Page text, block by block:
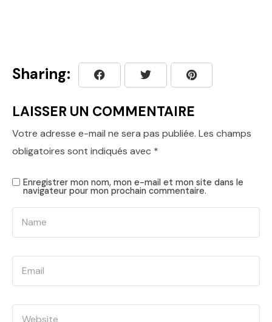
Sharing:
LAISSER UN COMMENTAIRE
Votre adresse e-mail ne sera pas publiée. Les champs
obligatoires sont indiqués avec *
Enregistrer mon nom, mon e-mail et mon site dans le
navigateur pour mon prochain commentaire.